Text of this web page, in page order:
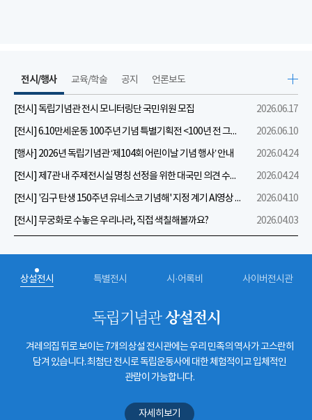
전시/행사
[전시] 독립기념관 전시 모니터링단 국민위원 모집
2026.06.17
[전시] 6.10만세운동 100주년 기념 특별기획전 <100년 전 그날을 보다: 6.10만세운동>
2026.06.10
[행사] 2026년 독립기념관 ‘제104회 어린이날 기념 행사’ 안내
2026.04.24
[전시] 제7관 내 주제전시실 명칭 선정을 위한 대국민 의견 수렴 실시
2026.04.24
[전시] '김구 탄생 150주년 유네스코 기념해' 지정 계기 AI영상 국민공모 개최 안내
2026.04.10
[전시] 무궁화로 수놓은 우리나라, 직접 색칠해볼까요?
2026.04.03
교육/학술 공지 언론보도
상설전시 특별전시 시·어록비 사이버전시관
독립기념관상설전시
겨레의집 뒤로 보이는 7개의 상설 전시관에는 우리 민족의 역사가 고스란히
담겨 있습니다. 최첨단 전시로 독립운동사에 대한 체험적이고 입체적인
관람이 가능합니다.
자세히보기